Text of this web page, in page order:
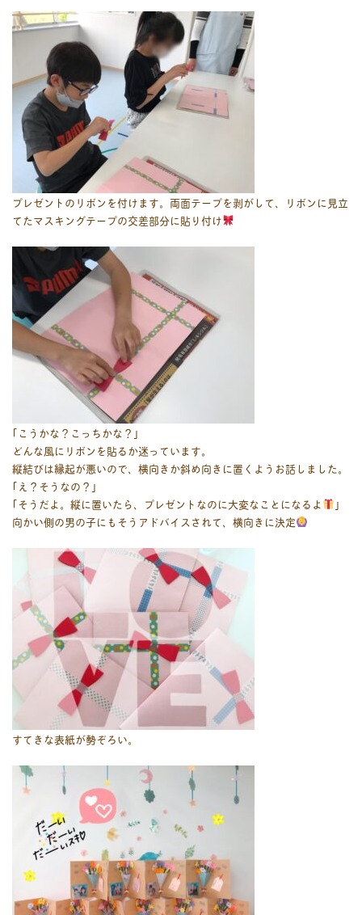
プレゼントのリボンを付けます。両面テープを剥がして、リボンに見立
てたマスキングテープの交差部分に貼り付け
｢こうかな？こっちかな？｣
どんな風にリボンを貼るか迷っています。
縦結びは縁起が悪いので、横向きか斜め向きに置くようお話しました。
｢え？そうなの？｣
｢そうだよ。縦に置いたら、プレゼントなのに大変なことになるよ
｣
向かい側の男の子にもそうアドバイスされて、横向きに決定
すてきな表紙が勢ぞろい。